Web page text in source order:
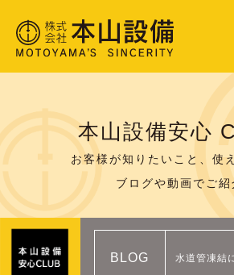
本山設備安心
お客様が知りたいこと、使
ブログや動画でご紹
BLOG 水道管凍結